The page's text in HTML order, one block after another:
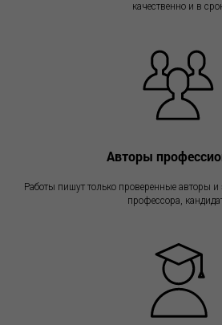
качественно и в
Авторы
Работы пишут только проверенные авторы и
профессора,